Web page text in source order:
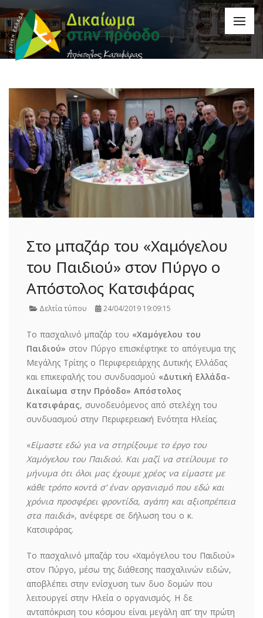
Στο μπαζάρ του «Χαμόγελου
του Παιδιού» στον Πύργο ο
Απόστολος Κατσιφάρας
Δελτία τύπου 24/04/2019 19:09:15
Το πασχαλινό μπαζάρ του «Χαμόγελου του
Παιδιού» στον Πύργο επισκέφτηκε το απόγευμα της
Μεγάλης Τρίτης ο Περιφερειάρχης Δυτικής Ελλάδας
και επικεφαλής του συνδυασμού «Δυτική Ελλάδα-
Δικαίωμα στην Πρόοδο» Απόστολος
Κατσιφάρας, συνοδευόμενος από στελέχη του
συνδυασμού στην Περιφερειακή Ενότητα Ηλείας.
«Είμαστε εδώ για να στηρίξουμε το έργο του
Χαμόγελου του Παιδιού. Και μαζί να στείλουμε το
μήνυμα ότι όλοι μας έχουμε χρέος να είμαστε με
κάθε τρόπο κοντά σ’ έναν οργανισμό που εδώ και
χρόνια προσφέρει φροντίδα, αγάπη και αξιοπρέπεια
στα παιδιά», ανέφερε σε δήλωση του ο κ.
Κατσιφάρας.
Το πασχαλινό μπαζάρ του «Χαμόγελου του Παιδιού»
στον Πύργο, μέσω της διάθεσης πασχαλινών ειδών,
αποβλέπει στην ενίσχυση των δυο δομών που
λειτουργεί στην Ηλεία ο οργανισμός. Η δε
ανταπόκριση του κόσμου είναι μεγάλη απ’ την πρώτη